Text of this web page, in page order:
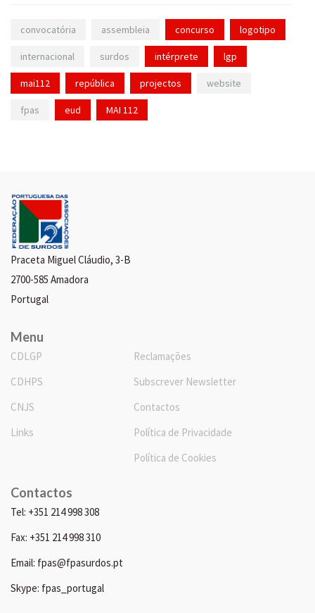
convocatória assembleia concurso logotipo
internacional surdos intérprete lgp
mai112 república projectos website
fpas eud MAI 112
Praceta Miguel Cláudio, 3-B
2700-585 Amadora
Portugal
Menu
CDLGP
CDHPS
CNJS
Links
Reclamações
Subscrever Newsletter
Contactos
Política de Privacidade
Política de Cookies
Contactos
Tel: +351 214 998 308
Fax: +351 214 998 310
Email: fpas@fpasurdos.pt
Skype: fpas_portugal